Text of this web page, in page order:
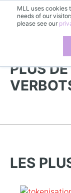
MLL uses cookies
needs of our
please see our
PLUS
LES